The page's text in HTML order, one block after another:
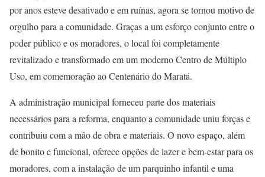
por anos esteve desativado e em ruínas, agora se tornou motivo de
orgulho para a comunidade. Graças a um esforço conjunto entre o
poder público e os moradores, o local foi completamente
revitalizado e transformado em um moderno Centro de Múltiplo
Uso, em comemoração ao Centenário do Maratá.
A administração municipal forneceu parte dos materiais
necessários para a reforma, enquanto a comunidade uniu forças e
contribuiu com a mão de obra e materiais. O novo espaço, além
de bonito e funcional, oferece opções de lazer e bem-estar para os
moradores, com a instalação de um parquinho infantil e uma